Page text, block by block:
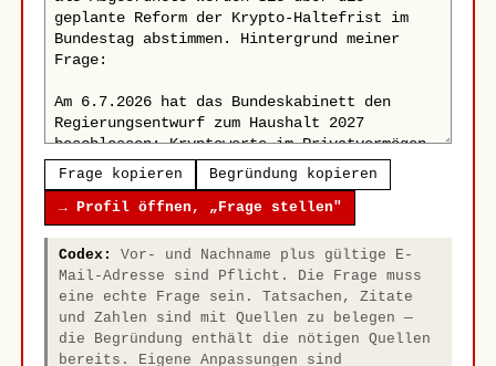
Frage kopieren Begründung kopieren
→ Profil öffnen, „Frage stellen"
Codex:
Vor- und Nachname plus gültige E-
Mail-Adresse sind Pflicht. Die Frage muss
eine echte Frage sein. Tatsachen, Zitate
und Zahlen sind mit Quellen zu belegen —
die Begründung enthält die nötigen Quellen
bereits. Eigene Anpassungen sind